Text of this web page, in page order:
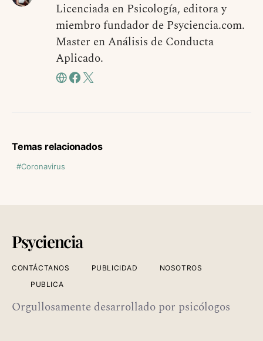
Licenciada en Psicología, editora y
miembro fundador de Psyciencia.com.
Master en Análisis de Conducta
Aplicado.
Temas relacionados
Coronavirus
Psyciencia
CONTÁCTANOS PUBLICIDAD
NOSOTROS
PUBLICA
Orgullosamente desarrollado por psicólogos